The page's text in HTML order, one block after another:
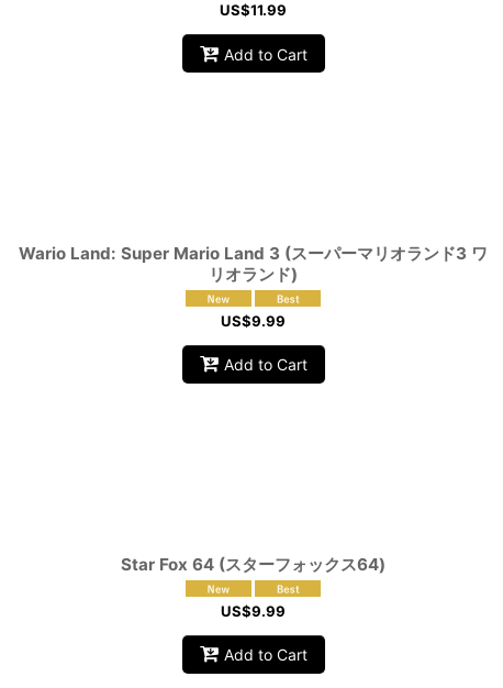
US$11.99
Add to Cart
Wario Land: Super Mario Land 3 (スーパーマリオランド3 ワ
リオランド)
US$9.99
Add to Cart
Star Fox 64 (スターフォックス64)
US$9.99
Add to Cart